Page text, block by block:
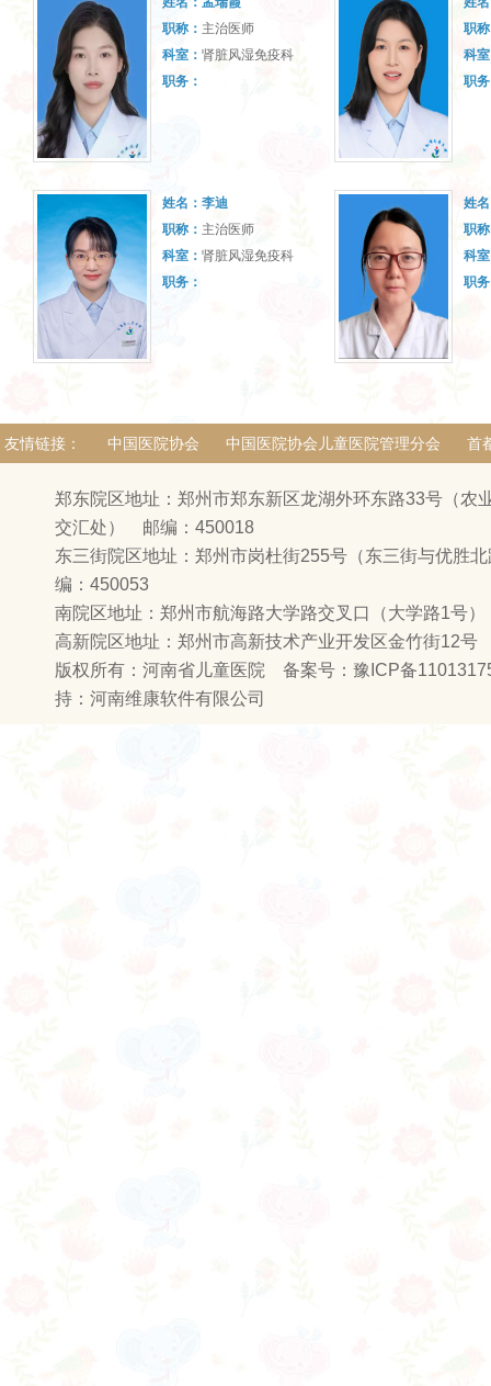
职称： 主治医师
科室： 肾脏风湿免疫科
职务：
职
科
职
姓名： 李迪
职称： 主治医师
科室： 肾脏风湿免疫科
职务：
姓
职
科
职
友情链接： 中国医院协会 中国医院协会儿童医院管理分会 首
郑东院区地址：郑州市郑东新区龙湖外环东路33号（农
交汇处） 邮编：450018
东三街院区地址：郑州市岗杜街255号（东三街与优胜
编：450053
南院区地址：郑州市航海路大学路交叉口（大学路1号
高新院区地址：郑州市高新技术产业开发区金竹街12号
版权所有：河南省儿童医院 备案号： 豫ICP备
持： 河南维康软件有限公司